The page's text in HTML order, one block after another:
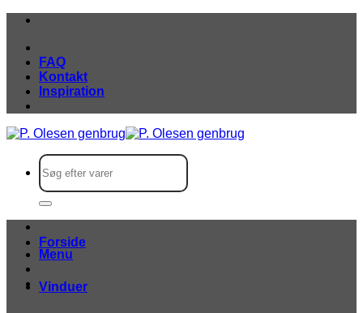
Fortsæt
indhold
FAQ
Kontakt
Inspiration
Søg
efter:
Menu
Forside
Vinduer